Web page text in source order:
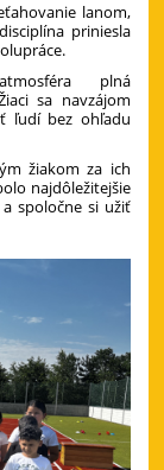
lanom,
priniesla
plná
sa navzájom
ľudí bez ohľadu
žiakom za ich
najdôležitejšie
spoločne si užiť